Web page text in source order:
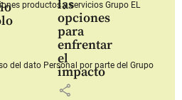
las
opciones
para
enfrentar
el
impacto
share
productos y serviciosGrupo EL
del dato Personal por parte del Grupo